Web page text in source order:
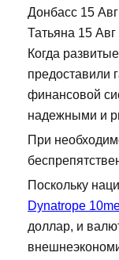
Донбасс 15
Татьяна 15
Когда
предоставили
финансовой
надежными и
При
Поскольку
Dynatrope
доллар, и